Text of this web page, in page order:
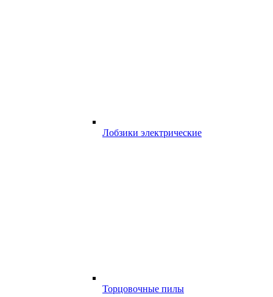
Лобзики электрические
Торцовочные пилы